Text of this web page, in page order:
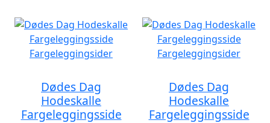
Dødes Dag
Hodeskalle
Fargeleggingsside
Dødes Dag
Hodeskalle
Fargeleggingsside